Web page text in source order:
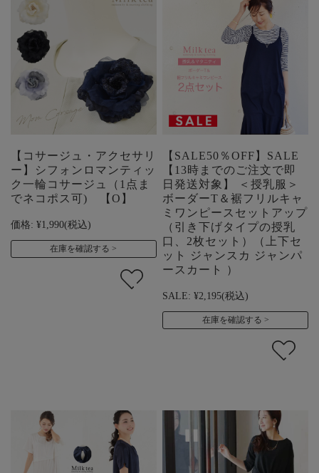
【コサージュ・アクセサリ
ー】シフォンロマンティッ
ク一輪コサージュ（1点ま
でネコポス可) 【O】
価格: ¥1,990(税込)
在庫を確認する
【SALE50％OFF】SALE
【13時までのご注文で即
日発送対象】 ＜授乳服＞
ボーダーT＆裾フリルキャ
ミワンピースセットアップ
（引き下げタイプの授乳
口、2枚セット）（上下セ
ット ジャンスカ ジャンパ
ースカート ）
SALE: ¥2,195(税込)
在庫を確認する